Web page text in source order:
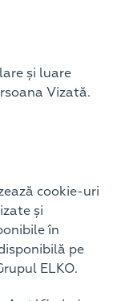
și luare
Vizată.
cookie-uri
și
în
pe
ELKO.